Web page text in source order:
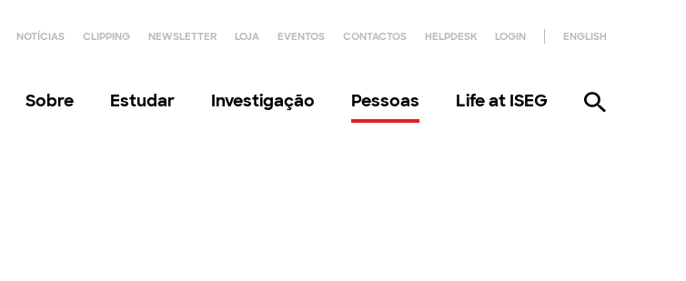
NOTÍCIAS CLIPPING NEWSLETTER LOJA EVENTOS CONTACTOS HELPDESK LOGIN ENGLISH
Sobre Estudar Investigação Pessoas Life at ISEG